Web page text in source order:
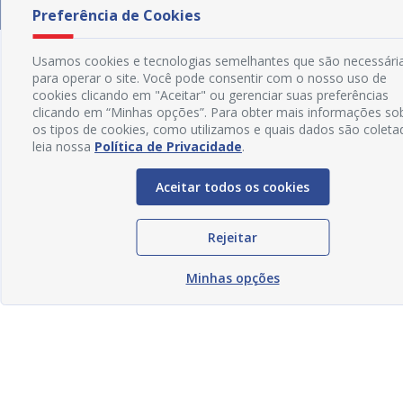
Preferência de Cookies
Usamos cookies e tecnologias semelhantes que são
para operar o site. Você pode consentir com o nosso uso de
cookies clicando em "Aceitar" ou gerenciar suas preferências
clicando em “Minhas opções”. Para obter mais informações
os tipos de cookies, como utilizamos e quais dados são
leia nossa Política de Privacidade.
Aceitar todos os cookies
Rejeitar
Minhas opções